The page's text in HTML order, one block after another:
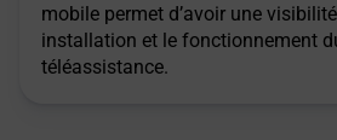
mobile permet d’avoir une
installation et le fonctionnement
téléassistance.